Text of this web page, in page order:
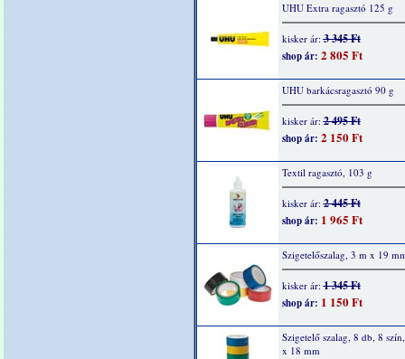
UHU Extra ragasztó 125 g
kisker ár:3 345 Ft
shop ár: 2 805 Ft
UHU barkácsragasztó 90 g
kisker ár:2 495 Ft
shop ár: 2 150 Ft
Textil ragasztó, 103 g
kisker ár:2 445 Ft
shop ár: 1 965 Ft
Szigetelőszalag, 3 m x 19
kisker ár:1 345 Ft
shop ár: 1 150 Ft
Szigetelő szalag, 8 db, 8
x 18 mm